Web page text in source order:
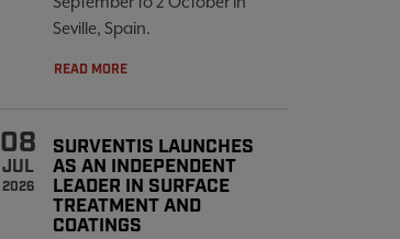
Seville, Spain.
READ MORE
08
JUL
2026
SURVENTIS LAUNCHES
AS AN INDEPENDENT
LEADER IN SURFACE
TREATMENT AND
COATINGS